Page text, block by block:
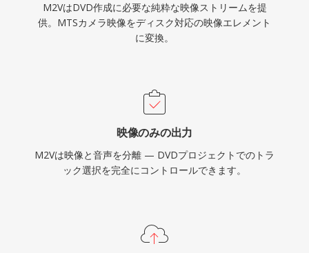
入力をAC3またはLPCMオーディオファイルとと
もに受け付けるため、このフォーマットはプロフ
ェッショナルなディスクマスタリングおよび放送
M2VはDVD作成に必要な純粋な映像ストリームを提
供。MTSカメラ映像をディスク対応の映像エレメント
に変換。
映像のみの出力
M2Vは映像と音声を分離 — DVDプロジェクトでのトラ
ック選択を完全にコントロールできます。